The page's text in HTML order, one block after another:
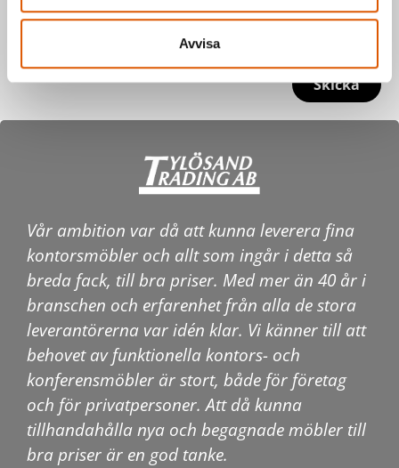
Avvisa
Skicka
Vår ambition var då att kunna leverera fina
kontorsmöbler och allt som ingår i detta så
breda fack, till bra priser. Med mer än 40 år i
branschen och erfarenhet från alla de stora
leverantörerna var idén klar. Vi känner till att
behovet av funktionella kontors- och
konferensmöbler är stort, både för företag
och för privatpersoner. Att då kunna
tillhandahålla nya och begagnade möbler till
bra priser är en god tanke.